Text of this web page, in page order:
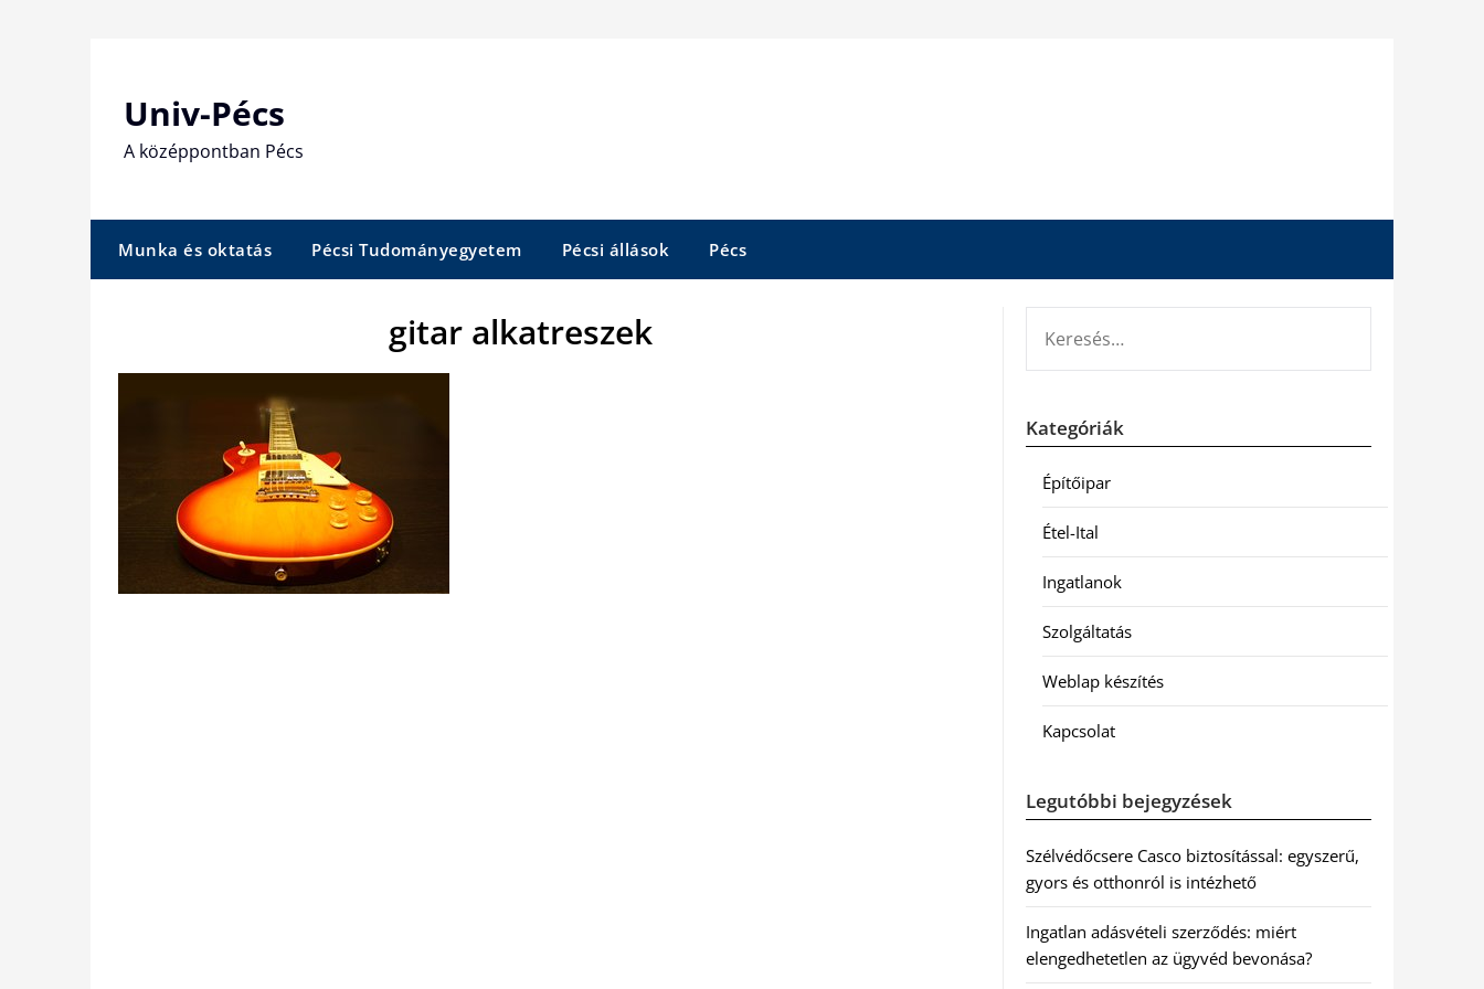
Univ-Pécs
A középpontban Pécs
Munka és oktatás Pécsi Tudományegyetem Pécsi állások Pécs
gitar alkatreszek
Kategóriák
Építőipar
Étel-Ital
Ingatlanok
Szolgáltatás
Weblap készítés
Kapcsolat
Legutóbbi bejegyzések
Szélvédőcsere Casco biztosítással: egyszerű,
gyors és otthonról is intézhető
Ingatlan adásvételi szerződés: miért
elengedhetetlen az ügyvéd bevonása?